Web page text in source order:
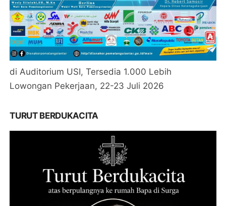
di Auditorium USI, Tersedia 1.000 Lebih
Lowongan Pekerjaan, 22-23 Juli 2026
TURUT BERDUKACITA